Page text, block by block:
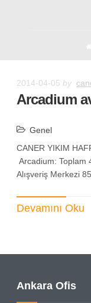
2014-04-05 by
Arcadium
Genel
CANER YIKIM
Arcadium: Toplam
Alışveriş Merkezi
Devamını Oku
Ankara Ofis